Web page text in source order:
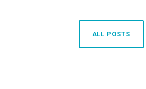
ALL POSTS